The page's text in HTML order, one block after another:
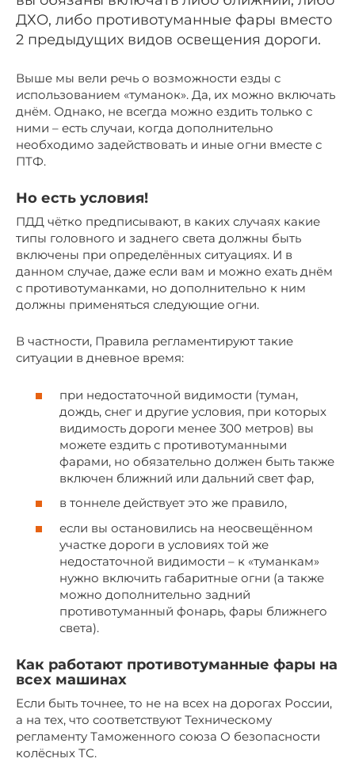
ДХО, либо противотуманные фары вместо
2 предыдущих видов освещения дороги.
Выше мы вели речь о возможности езды с
использованием «туманок». Да, их можно включать
днём. Однако, не всегда можно ездить только с
ними – есть случаи, когда дополнительно
необходимо задействовать и иные огни вместе с
ПТФ.
Но есть условия!
ПДД чётко предписывают, в каких случаях какие
типы головного и заднего света должны быть
включены при определённых ситуациях. И в
данном случае, даже если вам и можно ехать днём
с противотуманками, но дополнительно к ним
должны применяться следующие огни.
В частности, Правила регламентируют такие
ситуации в дневное время:
при недостаточной видимости (туман,
дождь, снег и другие условия, при которых
видимость дороги менее 300 метров) вы
можете ездить с противотуманными
фарами, но обязательно должен быть также
включен ближний или дальний свет фар,
в тоннеле действует это же правило,
если вы остановились на неосвещённом
участке дороги в условиях той же
недостаточной видимости – к «туманкам»
нужно включить габаритные огни (а также
можно дополнительно задний
противотуманный фонарь, фары ближнего
света).
Как работают противотуманные фары на
всех машинах
Если быть точнее, то не на всех на дорогах России,
а на тех, что соответствуют Техническому
регламенту Таможенного союза О безопасности
колёсных ТС.